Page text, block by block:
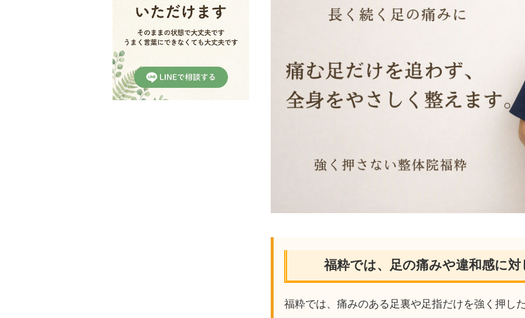
福粋では、足の痛みや違和感に
福粋では、痛みのある足裏や足指だけを強く押し